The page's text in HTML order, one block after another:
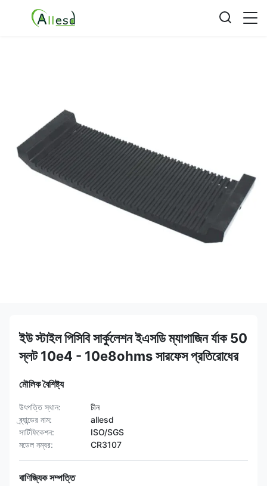
ইউ স্টাইল পিসিবি সার্কুলেশন ইএসডি ম্যাগাজিন র্যাক 50
স্লট 10e4 - 10e8ohms সারফেস প্রতিরোধের
মৌলিক বৈশিষ্ট্য
উৎপত্তি স্থান:
চীন
ব্র্যান্ডের নাম:
allesd
সার্টিফিকেশন:
ISO/SGS
মডেল নম্বর:
CR3107
বাণিজ্যিক সম্পত্তি